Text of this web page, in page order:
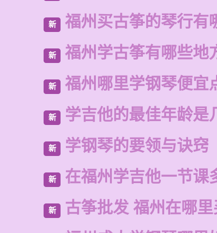
新 福州买古筝的琴行有
新 福州学古筝有哪些地
新 福州哪里学钢琴便宜
新 学吉他的最佳年龄是
新 学钢琴的要领与诀窍
新 在福州学吉他一节课
新
古筝批发 福州在哪